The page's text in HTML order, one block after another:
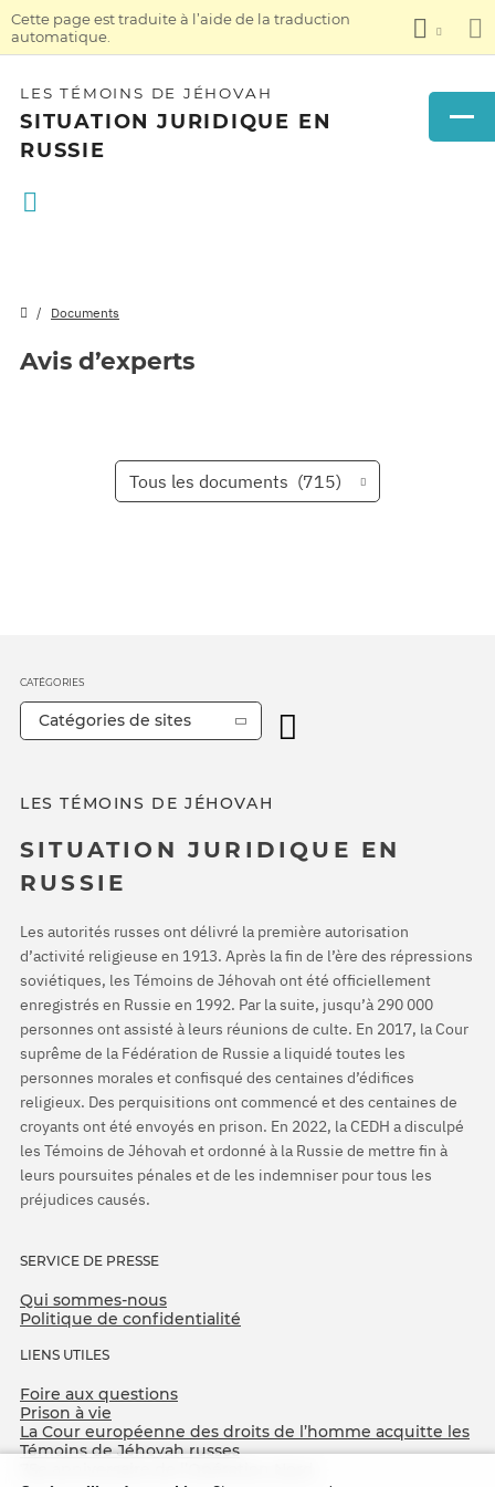
Cette page est traduite à l’aide de la traduction
automatique.
LES TÉMOINS DE JÉHOVAH
SITUATION JURIDIQUE EN
RUSSIE
Documents
Avis d’experts
Tous les documents (715)
LES TÉMOINS DE JÉHOVAH
SITUATION JURIDIQUE EN
RUSSIE
Les autorités russes ont délivré la première autorisation
d’activité religieuse en 1913. Après la fin de l’ère des répressions
soviétiques, les Témoins de Jéhovah ont été officiellement
enregistrés en Russie en 1992. Par la suite, jusqu’à 290 000
personnes ont assisté à leurs réunions de culte. En 2017, la Cour
suprême de la Fédération de Russie a liquidé toutes les
personnes morales et confisqué des centaines d’édifices
religieux. Des perquisitions ont commencé et des centaines de
croyants ont été envoyés en prison. En 2022, la CEDH a disculpé
les Témoins de Jéhovah et ordonné à la Russie de mettre fin à
leurs poursuites pénales et de les indemniser pour tous les
préjudices causés.
SERVICE DE PRESSE
Qui sommes-nous
Politique de confidentialité
LIENS UTILES
Foire aux questions
Prison à vie
La Cour européenne des droits de l’homme acquitte les
Témoins de Jéhovah russes
CATÉGORIES
Catégories de sites